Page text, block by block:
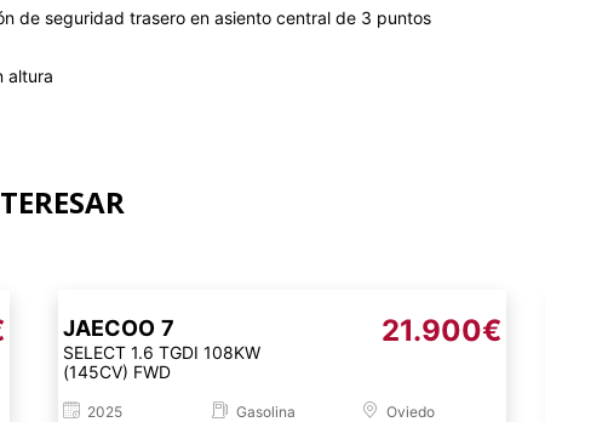
de seguridad trasero en asiento central de 3 puntos
altura
JAECOO 7
SELECT 1.6 TGDI 108KW
(145CV) FWD
21.900€
2025 Gasolina Oviedo